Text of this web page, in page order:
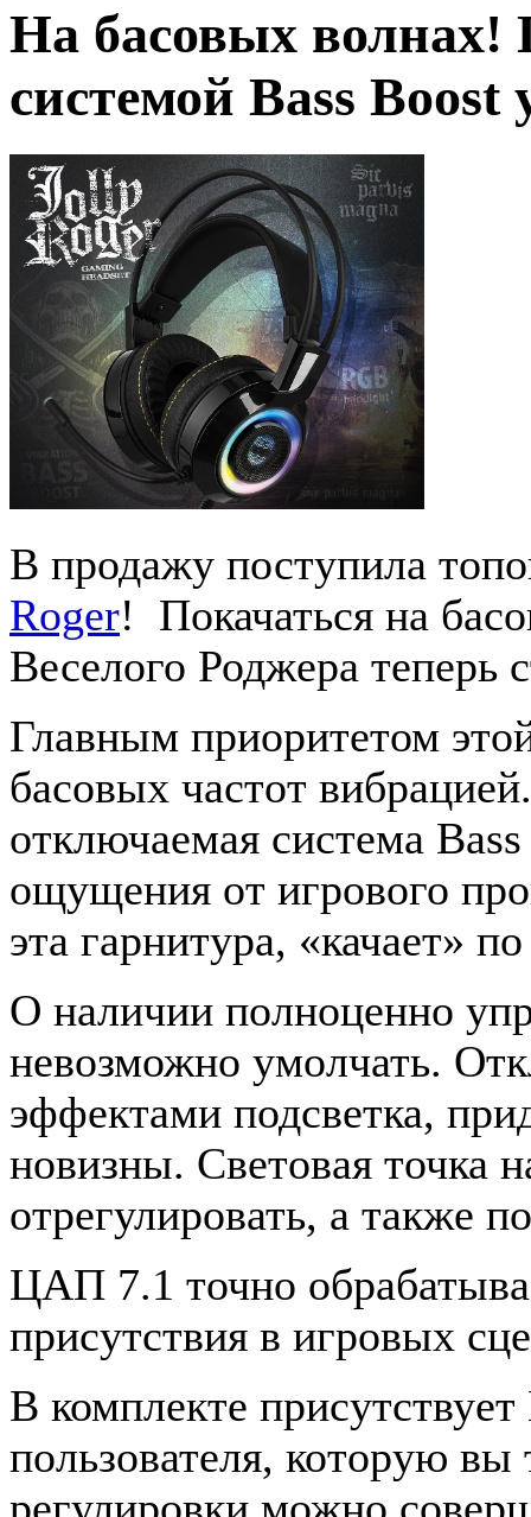
На басовых волнах!
системой Bass
В продажу поступила
Roger! Покачаться на
Веселого Роджера теперь
Главным приоритетом
басовых частот
отключаемая система
ощущения от игрового
эта гарнитура, «качает»
О наличии полноценно
невозможно умолчать.
эффектами подсветка,
новизны. Световая точка
отрегулировать, а также
ЦАП 7.1 точно
присутствия в игровых
В комплекте
пользователя, которую вы